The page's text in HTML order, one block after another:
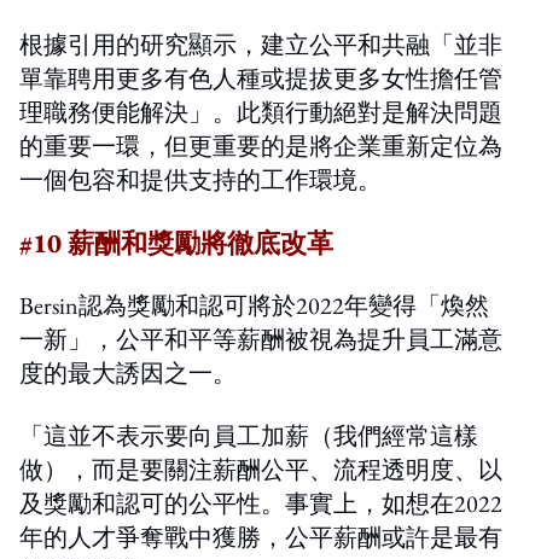
根據引用的研究顯示，建立公平和共融「並非
單靠聘用更多有色人種或提拔更多女性擔任管
理職務便能解決」。此類行動絕對是解決問題
的重要一環，但更重要的是將企業重新定位為
一個包容和提供支持的工作環境。
#10 薪酬和獎勵將徹底改革
Bersin認為獎勵和認可將於2022年變得「煥然
一新」，公平和平等薪酬被視為提升員工滿意
度的最大誘因之一。
「這並不表示要向員工加薪（我們經常這樣
做），而是要關注薪酬公平、流程透明度、以
及獎勵和認可的公平性。事實上，如想在2022
年的人才爭奪戰中獲勝，公平薪酬或許是最有